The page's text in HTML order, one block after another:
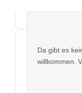
Da gibt es
willkommen.